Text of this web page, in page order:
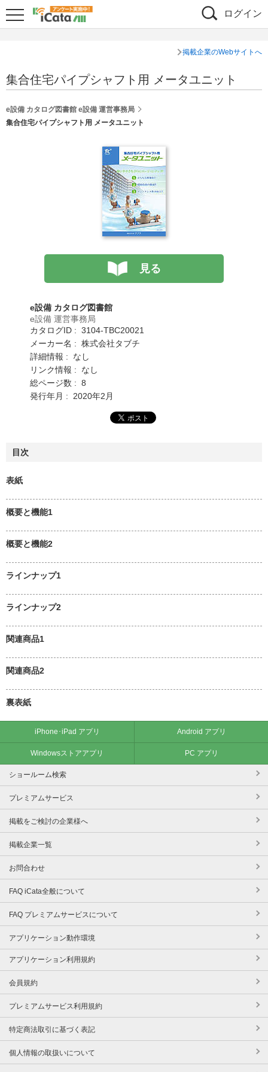
ログイン
掲載企業のWebサイトへ
集合住宅パイプシャフト用 メータユニット
e設備 カタログ図書館 e設備 運営事務局
集合住宅パイプシャフト用 メータユニット
見る
e設備 カタログ図書館
e設備 運営事務局
カタログID : 3104-TBC20021
メーカー名 : 株式会社タブチ
詳細情報 : なし
リンク情報 : なし
総ページ数 : 8
発行年月 : 2020年2月
目次
表紙
概要と機能1
概要と機能2
ラインナップ1
ラインナップ2
関連商品1
関連商品2
裏表紙
iPhone･iPad アプリ Android アプリ
Windowsストアアプリ PC アプリ
ショールーム検索
プレミアムサービス
掲載をご検討の企業様へ
掲載企業一覧
お問合わせ
FAQ iCata全般について
FAQ プレミアムサービスについて
アプリケーション動作環境
アプリケーション利用規約
会員規約
プレミアムサービス利用規約
特定商法取引に基づく表記
個人情報の取扱いについて